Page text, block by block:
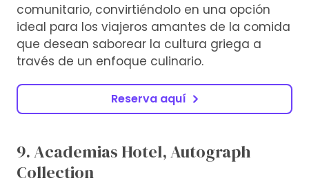
comunitario, convirtiéndolo en una opción
ideal para los viajeros amantes de la comida
que desean saborear la cultura griega a
través de un enfoque culinario.
Reserva aquí
9. Academias Hotel, Autograph
Collection